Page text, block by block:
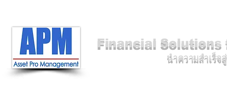
Financial Solutions
นำความสำเร็จ